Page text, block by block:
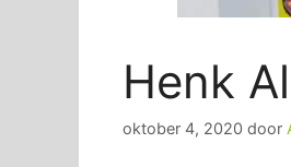
Henk
oktober 4, 2020 door